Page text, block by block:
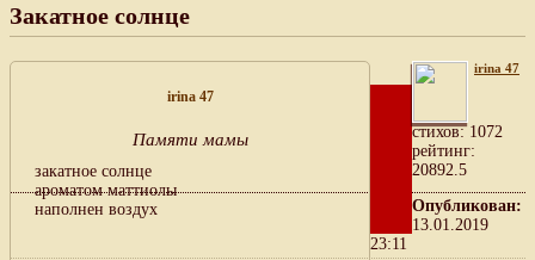
Закатное солнце
irina 47
Памяти мамы
закатное солнце
ароматом маттиолы
наполнен воздух
irina 47
cтихов: 1072
рейтинг:
20892.5
Опубликован:
13.01.2019
23:11